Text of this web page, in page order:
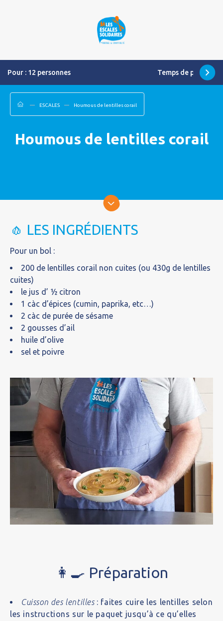
Pour : 12 personnes Temps de préparation
ESCALES Houmous de lentilles corail
Houmous de lentilles corail
🧄 LES INGRÉDIENTS
Pour un bol :
200 de lentilles corail non cuites (ou 430g de lentilles
cuites)
le jus d’ ½ citron
1 càc d’épices (cumin, paprika, etc…)
2 càc de purée de sésame
2 gousses d’ail
huile d’olive
sel et poivre
👩‍🍳 Préparation
Cuisson des lentilles: faites cuire les lentilles selon
les instructions sur le paquet jusqu’à ce qu’elles